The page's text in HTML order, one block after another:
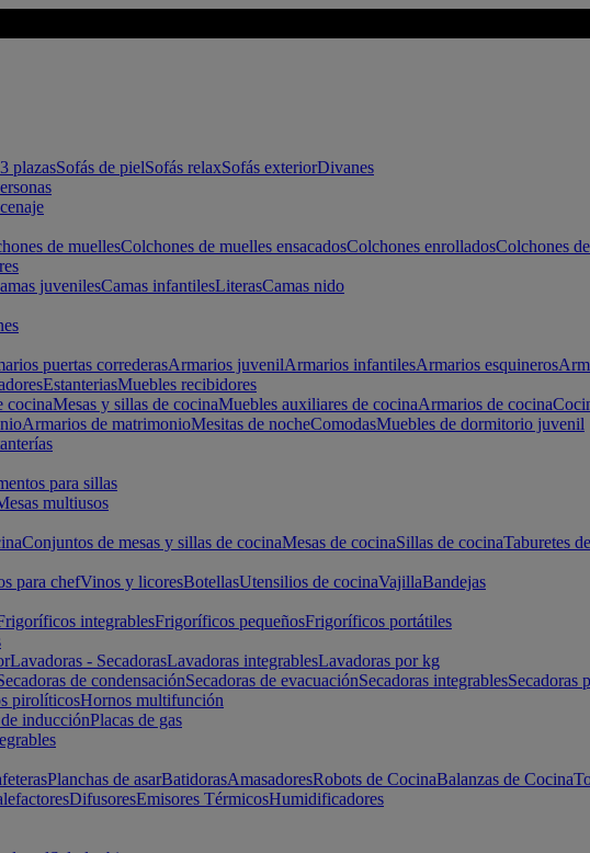
plazasSofás de pielSofás relaxSofás exteriorDivanes
de muellesColchones de muelles ensacadosColchones enrolladosColchones
juvenilesCamas infantilesLiterasCamas nido
puertas correderasArmarios juvenilArmarios infantilesArmarios esquineros
EstanteriasMuebles recibidores
cocinaMesas y sillas de cocinaMuebles auxiliares de cocinaArmarios de cocina
Armarios de matrimonioMesitas de nocheComodasMuebles de dormitorio juvenil
para sillas
multiusos
Conjuntos de mesas y sillas de cocinaMesas de cocinaSillas de cocinaTaburetes
para chefVinos y licoresBotellasUtensilios de cocinaVajillaBandejas
integrablesFrigoríficos pequeñosFrigoríficos portátiles
Lavadoras - SecadorasLavadoras integrablesLavadoras por kg
de condensaciónSecadoras de evacuaciónSecadoras integrablesSecadoras
pirolíticosHornos multifunción
inducciónPlacas de gas
Planchas de asarBatidorasAmasadoresRobots de CocinaBalanzas de Cocina
DifusoresEmisores TérmicosHumidificadores